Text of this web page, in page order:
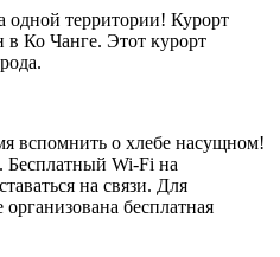
одной территории! Курорт
в Ко Чанге. Этот курорт
вспомнить о хлебе насущном!
Бесплатный Wi-Fi на
на связи. Для
бесплатная